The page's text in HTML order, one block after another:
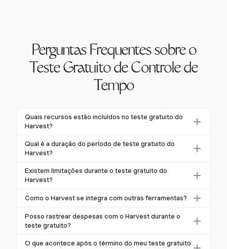
Perguntas Frequentes sobre o
Teste Gratuito de Controle de
Tempo
Quais recursos estão incluídos no teste gratuito do
Harvest?
O teste gratuito do Harvest inclui acesso total a seus
recursos, como temporizadores com um clique,
integrações com ferramentas como Asana e Slack.
Isso permite que os usuários avaliem completamente
as capacidades do Harvest.
Qual é a duração do período de teste gratuito do
Harvest?
O Harvest oferece um teste gratuito de 30 dias,
dando aos usuários tempo suficiente para explorar
duração excede a média da indústria e ajuda em uma
avaliação completa.
Existem limitações durante o teste gratuito do
Harvest?
Ao contrário de muitos testes que limitam recursos, o
funcionalidades principais durante o teste de 30 dias.
Os usuários podem testar todos os recursos,
incluindo relatórios e integrações, sem limitações.
Como o Harvest se integra com outras ferramentas?
O Harvest se integra perfeitamente com ferramentas
populares de gerenciamento de projetos e
integrações garantem um fluxo de trabalho suave
Posso rastrear despesas com o Harvest durante o
teste gratuito?
Sim, durante o teste gratuito, você pode usar os
O que acontece após o término do meu teste gratuito